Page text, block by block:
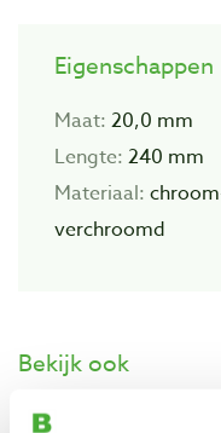
Eigenschappen
Maat: 20,0 mm
Lengte: 240 mm
Materiaal:
verchroomd
Bekijk ook